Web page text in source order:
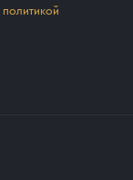
политикой